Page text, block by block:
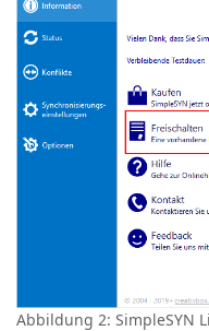
Abbildung 2: SimpleSYN